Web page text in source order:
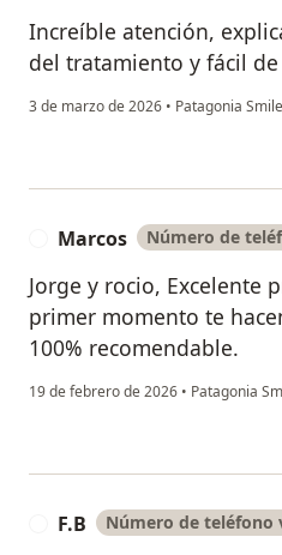
Increíble atención,
del tratamiento y fácil
3 de marzo de 2026 • Patagonia
Marcos Número de
Jorge y rocio, Excelente
primer momento te
100% recomendable.
19 de febrero de 2026 • Patagonia
F.B Número de teléfono